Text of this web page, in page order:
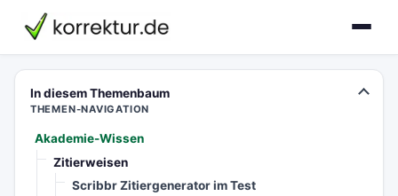
korrektur.de
In diesem Themenbaum
THEMEN-NAVIGATION
Akademie-Wissen
Zitierweisen
Scribbr Zitiergenerator im Test